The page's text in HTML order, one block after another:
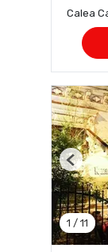
Calea
1 / 11